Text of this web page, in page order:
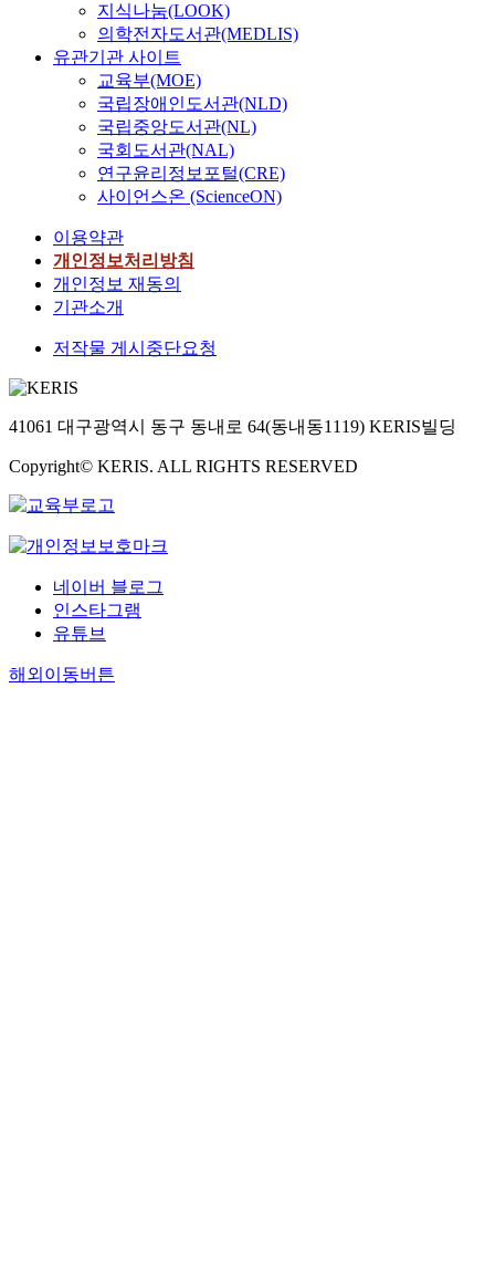
지식나눔(LOOK)
의학전자도서관(MEDLIS)
유관기관 사이트
교육부(MOE)
국립장애인도서관(NLD)
국립중앙도서관(NL)
국회도서관(NAL)
연구윤리정보포털(CRE)
사이언스온 (ScienceON)
이용약관
개인정보처리방침
개인정보 재동의
기관소개
저작물 게시중단요청
41061 대구광역시 동구 동내로 64(동내동1119) KERIS빌딩
Copyright© KERIS. ALL RIGHTS RESERVED
네이버 블로그
인스타그램
유튜브
해외이동버튼